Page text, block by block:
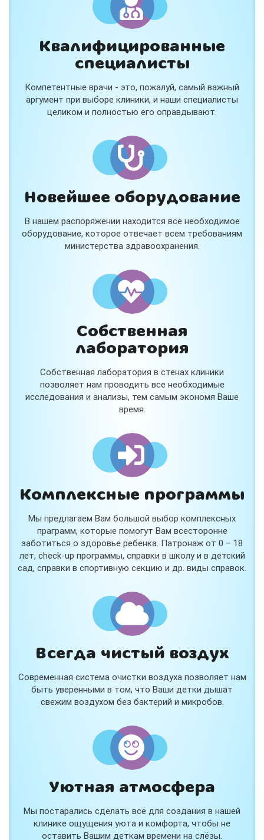
Квалифицированные
специалисты
Компетентные врачи - это, пожалуй, самый важный
аргумент при выборе клиники, и наши специалисты
целиком и полностью его оправдывают.
Новейшее оборудование
В нашем распоряжении находится все необходимое
оборудование, которое отвечает всем требованиям
министерства здравоохранения.
Собственная
лаборатория
Собственная лаборатория в стенах клиники
позволяет нам проводить все необходимые
исследования и анализы, тем самым экономя Ваше
время.
Комплексные программы
Мы предлагаем Вам большой выбор комплексных
праграмм, которые помогут Вам всесторонне
заботиться о здоровье ребенка. Патронаж от 0 – 18
лет, check-up программы, справки в школу и в детский
сад, справки в спортивную секцию и др. виды справок.
Всегда чистый воздух
Современная система очистки воздуха позволяет нам
быть уверенными в том, что Ваши детки дышат
свежим воздухом без бактерий и микробов.
Уютная атмосфера
Мы постарались сделать всё для создания в нашей
клинике ощущения уюта и комфорта, чтобы не
оставить Вашим деткам времени на слёзы.
Консультация ортопеда +
тейпирование за 1 приём
Вас или вашего ребёнка беспокоят:
- боли в спине, шее, коленях или ногах?
- дискомфорт после спорта и нагрузок?
В «Медлэнд» принимает известный ортопед-
травматолог Шехмаметьев Али Зарефуллович
В прием входит:
✔️ Осмотр и консультация врача
✔️ Рекомендации по вашей ситуации
✔️Тейпирование
спортсменам и беременным женщинам.
Специальная цена — 3000 ₽.
и расскажем подробнее!
Нет, спасибо
Я согласен на обработкуперсональных данных
Работает наСтримвуд